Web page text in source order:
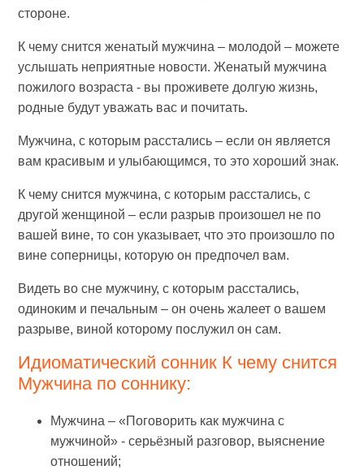
стороне.
К чему снится женатый мужчина – молодой – можете
услышать неприятные новости. Женатый мужчина
пожилого возраста - вы проживете долгую жизнь,
родные будут уважать вас и почитать.
Мужчина, с которым расстались – если он является
вам красивым и улыбающимся, то это хороший знак.
К чему снится мужчина, с которым расстались, с
другой женщиной – если разрыв произошел не по
вашей вине, то сон указывает, что это произошло по
вине соперницы, которую он предпочел вам.
Видеть во сне мужчину, с которым расстались,
одиноким и печальным – он очень жалеет о вашем
разрыве, виной которому послужил он сам.
Идиоматический сонник К чему снится
Мужчина по соннику:
Мужчина – «Поговорить как мужчина с
мужчиной» - серьёзный разговор, выяснение
отношений;